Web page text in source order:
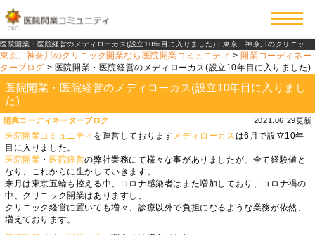
東京、神奈川のクリニック開業なら医院開業コミュニティ > 開業コーディネー
ターブログ > 医院開業・医院経営のメディローカス(設立10年目に入りました)
医院開業・医院経営のメディローカス(設立10年目に入りまし
た)
開業コーディネーターブログ 2021.06.29更新
医院開業コミュニティ を運営しておりますメディローカスは6月で設立10年
目に入りました。
医院開業 ・ 医院経営の弊社業務にて様々な事がありましたが、全て経験値と
なり、これからに生かしていきます。
来月は東京五輪も控える中、コロナ感染者はまた増加しており、コロナ禍の
中、クリニック開業はありますし、
クリニック経営に置いても増々、診療以外で負担になるような業務が依然、
増えております。